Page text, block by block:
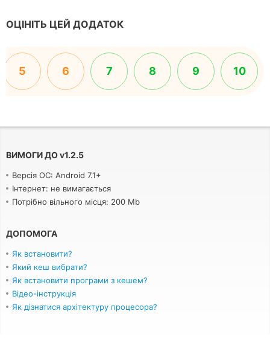
ОЦІНІТЬ ЦЕЙ ДОДАТОК
5 6 7 8 9 10
ВИМОГИ ДОv1.2.5
Версія ОС: Android 7.1+
Інтернет: не вимагається
Потрібно вільного місця: 200 Mb
ДОПОМОГА
Як встановити?
Який кеш вибрати?
Як встановити програми з кешем?
Відео-інструкція
Як дізнатися архітектуру процесора?